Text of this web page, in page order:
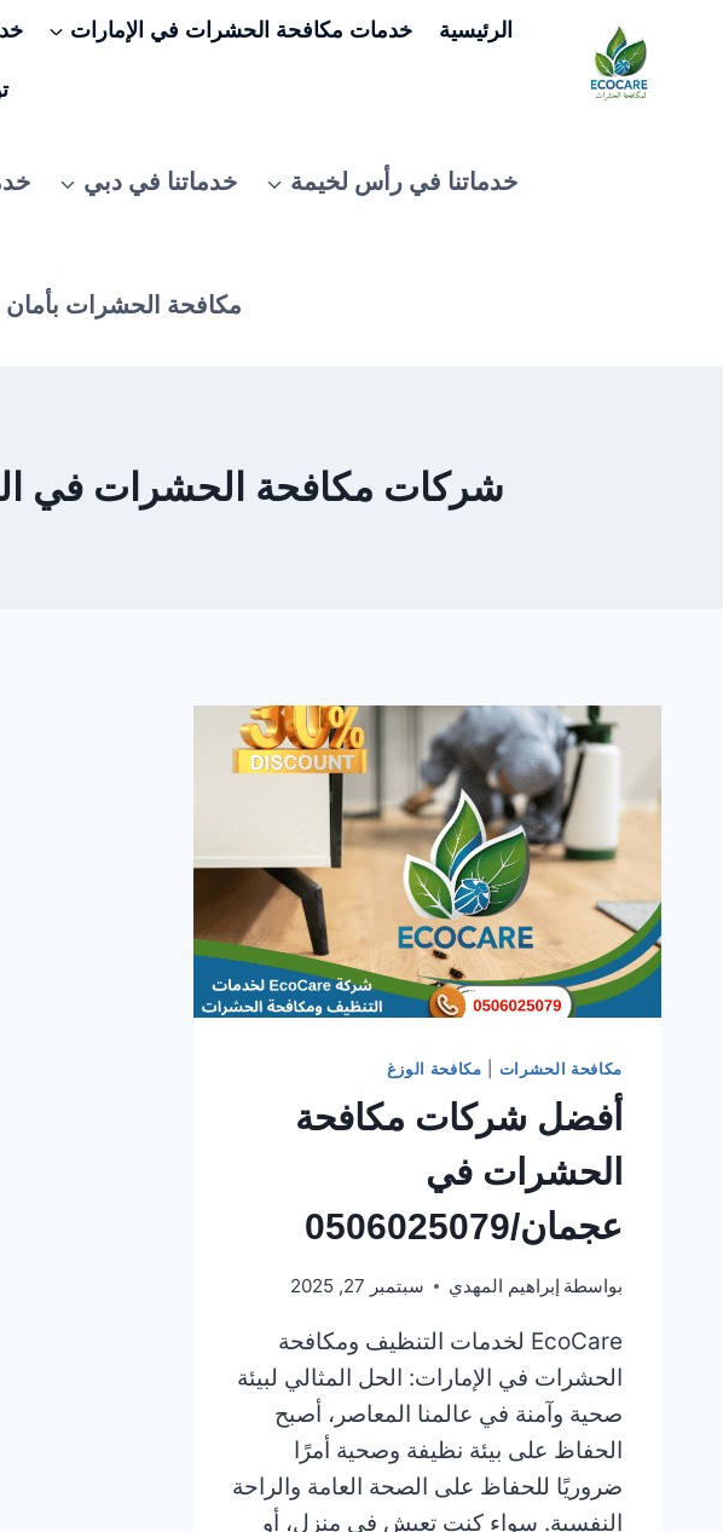
المحتوى
الرئيسية خدمات مكافحة الحشرات في الإمارات
خدماتنا في رأس لخيمة خدماتنا في دبي
مكافحة الحشرات بأمان
شركات مكافحة الحشرات في المنطقة
مكافحة الحشرات مكافحة الوزغ
أفضل شركات مكافحة
الحشرات في
عجمان/0506025079
بواسطة إبراهيم المهدي سبتمبر 27, 2025
EcoCare لخدمات التنظيف ومكافحة
الحشرات في الإمارات: الحل المثالي لبيئة
صحية وآمنة في عالمنا المعاصر، أصبح
الحفاظ على بيئة نظيفة وصحية أمرًا
ضروريًا للحفاظ على الصحة العامة والراحة
النفسية. سواء كنت تعيش في منزل، أو